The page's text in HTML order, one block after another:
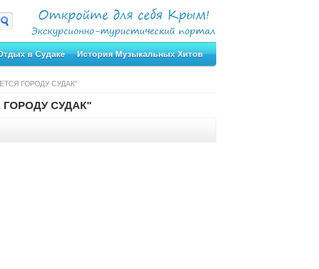
в Судаке История Музыкальных Хитов
ГОРОДУ СУДАК"
ГОРОДУ СУДАК"